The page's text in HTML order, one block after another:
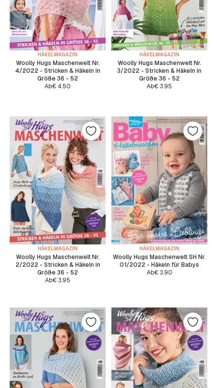
HÄKELMAGAZIN
Woolly Hugs Maschenwelt Nr.
4/2022 - Stricken & Häkeln in
Größe 36 - 52
Ab€ 4.50
HÄKELMAGAZIN
Woolly Hugs Maschenwelt Nr.
3/2022 - Stricken & Häkeln in
Größe 36 - 52
Ab€3.95
HÄKELMAGAZIN
Woolly Hugs Maschenwelt Nr.
2/2022 - Stricken & Häkeln in
Größe 36 - 52
Ab€3.95
HÄKELMAGAZIN
Woolly Hugs Maschenwelt SH Nr.
01/2022 - Häkeln für Babys
Ab€3.90